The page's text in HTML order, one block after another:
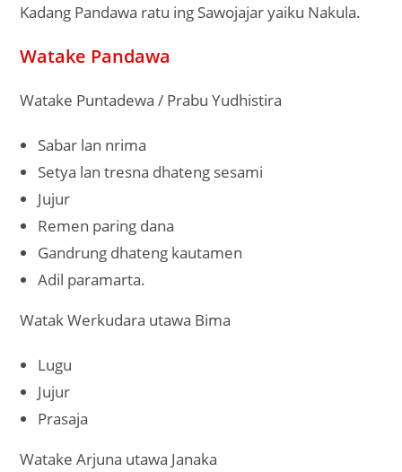
Kadang Pandawa ratu ing Sawojajar yaiku Nakula.
Watake Pandawa
Watake Puntadewa / Prabu Yudhistira
Sabar lan nrima
Setya lan tresna dhateng sesami
Jujur
Remen paring dana
Gandrung dhateng kautamen
Adil paramarta.
Watak Werkudara utawa Bima
Lugu
Jujur
Prasaja
Watake Arjuna utawa Janaka